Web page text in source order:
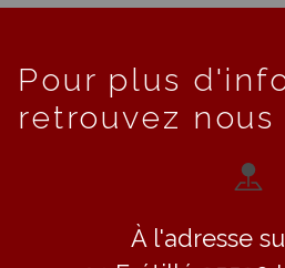
Pour plus
retrouvez nous
À l'adresse